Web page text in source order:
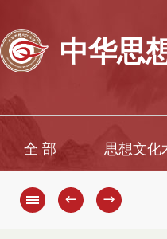
中华思
全 部 思想文化
← →